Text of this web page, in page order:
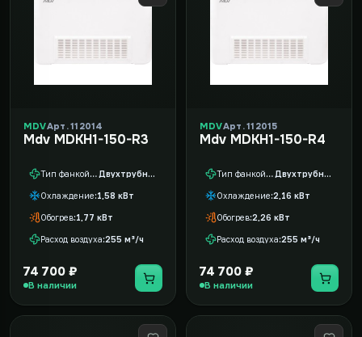
MDVАрт. 112014
Mdv MDKH1-150-R3
Тип фанкойла Двухтрубный
Охлаждение 1,58 кВт
Обогрев 1,77 кВт
Расход воздуха 255 м³/ч
74 700 ₽
В наличии
MDVАрт. 112015
Mdv MDKH1-150-R4
Тип фанкойла Двухтрубный
Охлаждение 2,16 кВт
Обогрев 2,26 кВт
Расход воздуха 255 м³/ч
74 700 ₽
В наличии